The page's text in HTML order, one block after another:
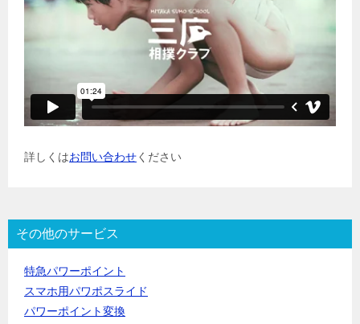
詳しくはお問い合わせください
その他のサービス
特急パワーポイント
スマホ用パワポスライド
パワーポイント変換